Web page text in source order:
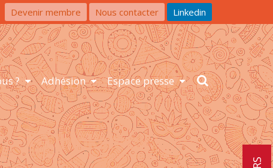
Devenir membre Nous contacter Linkedin
? Adhésion Espace presse